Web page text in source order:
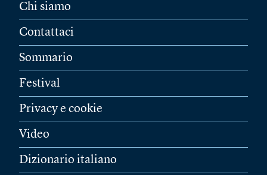
Chi siamo
Contattaci
Sommario
Festival
Privacy e cookie
Video
Dizionario italiano